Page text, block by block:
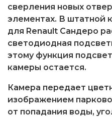
сверления новых
элементах. В штатной
для Renault Сандеро
светодиодная
этому функция
камеры остается.
Камера передает
изображением
от попадания воды,